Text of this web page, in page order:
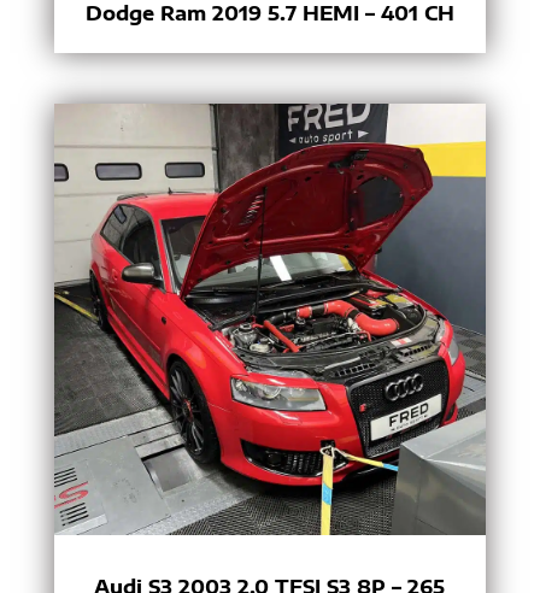
Dodge Ram 2019 5.7 HEMI – 401 CH
Audi S3 2003 2.0 TFSI S3 8P – 265